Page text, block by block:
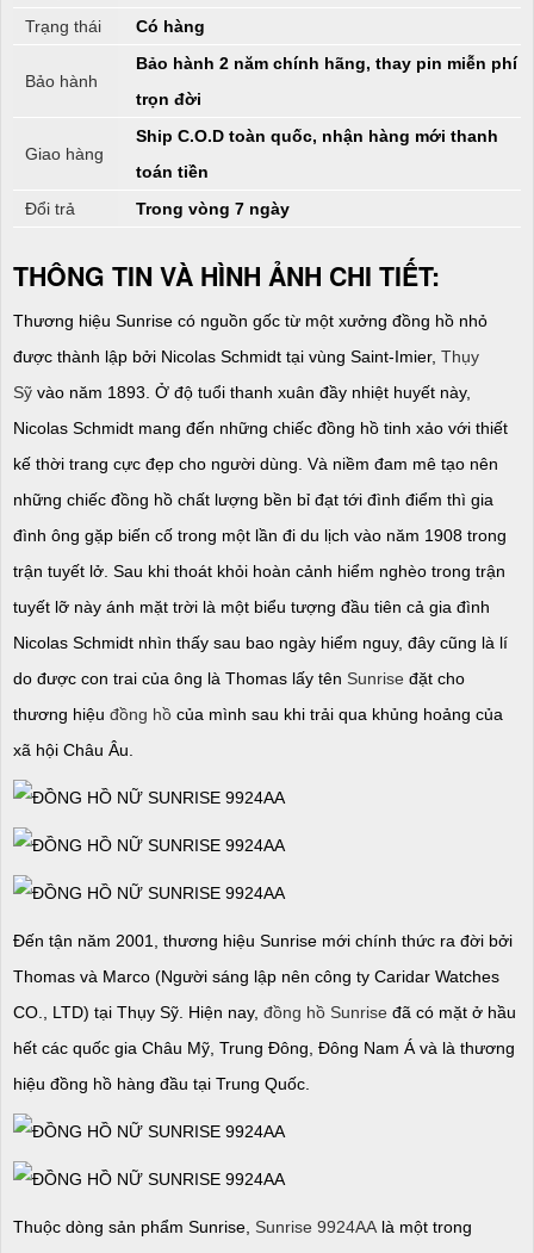
Trạng thái Có hàng
Bảo hành
Bảo hành 2 năm chính hãng, thay pin miễn phí
trọn đời
Giao hàng
Ship C.O.D toàn quốc, nhận hàng mới thanh
toán tiền
Đổi trả
Trong vòng 7 ngày
THÔNG TIN VÀ HÌNH ẢNH CHI TIẾT:
Thương hiệu Sunrise có nguồn gốc từ một xưởng đồng hồ nhỏ
được thành lập bởi Nicolas Schmidt tại vùng Saint-Imier, Thụy
Sỹ vào năm 1893. Ở độ tuổi thanh xuân đầy nhiệt huyết này,
Nicolas Schmidt mang đến những chiếc đồng hồ tinh xảo với thiết
kế thời trang cực đẹp cho người dùng. Và niềm đam mê tạo nên
những chiếc đồng hồ chất lượng bền bỉ đạt tới đình điểm thì gia
đình ông gặp biến cố trong một lần đi du lịch vào năm 1908 trong
trận tuyết lở. Sau khi thoát khỏi hoàn cảnh hiểm nghèo trong trận
tuyết lỡ này ánh mặt trời là một biểu tượng đầu tiên cả gia đình
Nicolas Schmidt nhìn thấy sau bao ngày hiểm nguy, đây cũng là lí
do được con trai của ông là Thomas lấy tên Sunrise đặt cho
thương hiệu đồng hồ của mình sau khi trải qua khủng hoảng của
xã hội Châu Âu.
Đến tận năm 2001, thương hiệu Sunrise mới chính thức ra đời bởi
Thomas và Marco (Người sáng lập nên công ty Caridar Watches
CO., LTD) tại Thụy Sỹ. Hiện nay, đồng hồ Sunrise đã có mặt ở hầu
hết các quốc gia Châu Mỹ, Trung Đông, Đông Nam Á và là thương
hiệu đồng hồ hàng đầu tại Trung Quốc.
Thuộc dòng sản phẩm Sunrise, Sunrise 9924AA là một trong